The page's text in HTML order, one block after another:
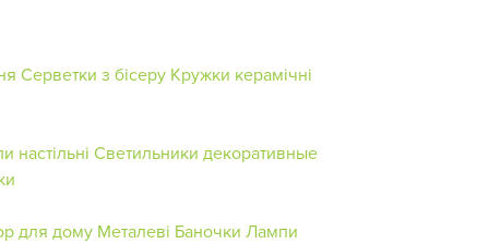
Серветки з бісеру Кружки керамічні
настільні Светильники декоративные
для дому Металеві Баночки Лампи